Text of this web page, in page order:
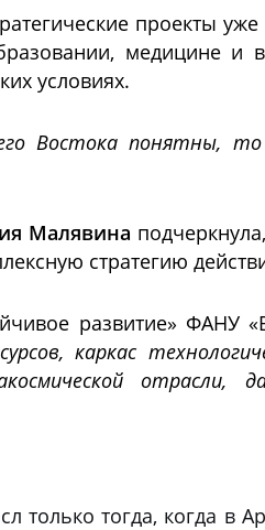
проекты
медицине и
условиях.
Востока понятны,
Малявина
стратегию
развитие» ФАНУ
каркас
отрасли,
тогда, когда в